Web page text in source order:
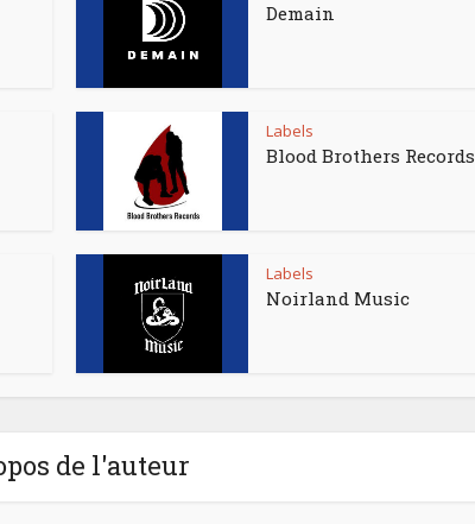
Demain
Labels
Blood Brothers Records
Labels
Noirland Music
de l'auteur